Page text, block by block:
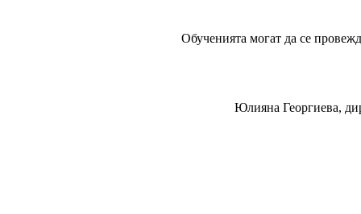
Обученията могат да се
Юлияна Георгиева,